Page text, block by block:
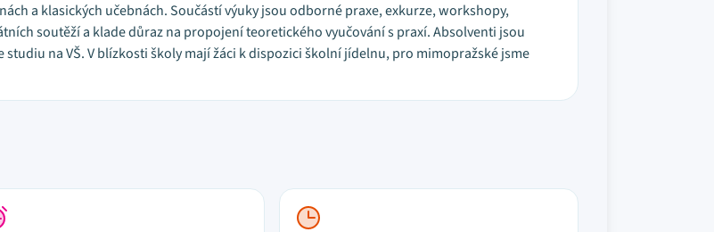
a klasických učebnách. Součástí výuky jsou odborné praxe, exkurze, workshopy,
soutěží a klade důraz na propojení teoretického vyučování s praxí. Absolventi jsou
na VŠ. V blízkosti školy mají žáci k dispozici školní jídelnu, pro mimopražské jsme